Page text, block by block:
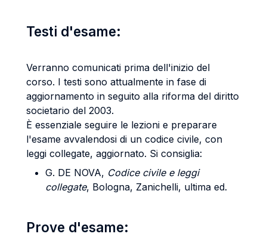
Testi d'esame:
Verranno comunicati prima dell'inizio del
corso. I testi sono attualmente in fase di
aggiornamento in seguito alla riforma del diritto
societario del 2003.
È essenziale seguire le lezioni e preparare
l'esame avvalendosi di un codice civile, con
leggi collegate, aggiornato. Si consiglia:
G. DE NOVA, Codice civile e leggi
collegate, Bologna, Zanichelli, ultima ed.
Prove d'esame: